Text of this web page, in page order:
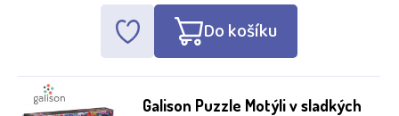
Do košíku
Galison Puzzle Motýli v sladkých